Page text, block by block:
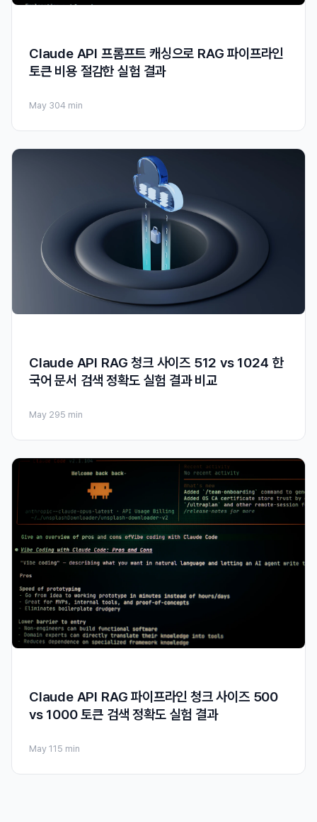
Claude API 프롬프트 캐싱으로 RAG 파이프라인
토큰 비용 절감한 실험 결과
May 304 min
Claude API RAG 청크 사이즈 512 vs 1024 한
국어 문서 검색 정확도 실험 결과 비교
May 295 min
Claude API RAG 파이프라인 청크 사이즈 500
vs 1000 토큰 검색 정확도 실험 결과
May 11 5 min